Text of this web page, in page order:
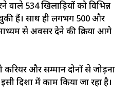
वाले 534 खिलाड़ियों को विभिन्न
चुकी हैं। साथ ही लगभग 500 और
माध्यम से अवसर देने की प्रक्रिया आगे
और सम्मान दोनों से जोड़ना
दिशा में काम किया जा रहा है।